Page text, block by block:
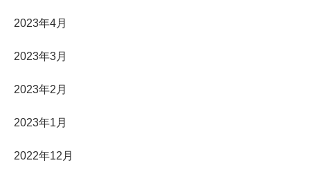
2023年4月
2023年3月
2023年2月
2023年1月
2022年12月